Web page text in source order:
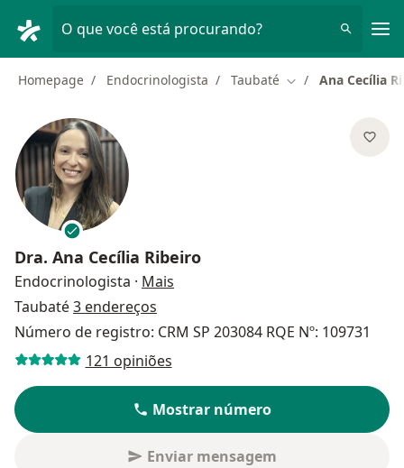
O que você está procurando?
Homepage Endocrinologista Taubaté Mudar de cidade
Ana Cecília
Dra. Ana Cecília Ribeiro
Endocrinologista · Mais
Taubaté3 endereços
Número de registro: CRM SP 203084 RQE Nº: 109731
121 opiniões
Mostrar número
Enviar mensagem